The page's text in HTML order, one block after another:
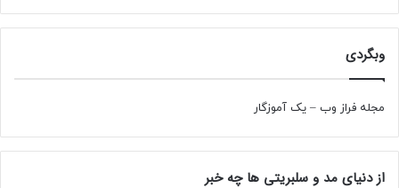
وبگردی
مجله فراز وب – یک آموزگار
از دنیای مد و سلبریتی ها چه خبر